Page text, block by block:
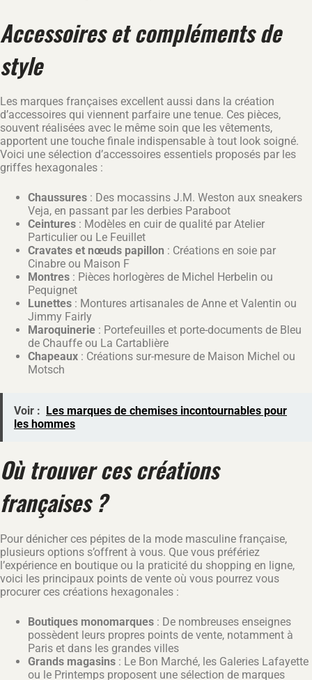
Accessoires et compléments de
style
Les marques françaises excellent aussi dans la création
d’accessoires qui viennent parfaire une tenue. Ces pièces,
souvent réalisées avec le même soin que les vêtements,
apportent une touche finale indispensable à tout look soigné.
Voici une sélection d’accessoires essentiels proposés par les
griffes hexagonales :
Chaussures : Des mocassins J.M. Weston aux sneakers
Veja, en passant par les derbies Paraboot
Ceintures : Modèles en cuir de qualité par Atelier
Particulier ou Le Feuillet
Cravates et nœuds papillon : Créations en soie par
Cinabre ou Maison F
Montres : Pièces horlogères de Michel Herbelin ou
Pequignet
Lunettes : Montures artisanales de Anne et Valentin ou
Jimmy Fairly
Maroquinerie : Portefeuilles et porte-documents de Bleu
de Chauffe ou La Cartablière
Chapeaux : Créations sur-mesure de Maison Michel ou
Motsch
Voir :
Les marques de chemises incontournables pour
les hommes
Où trouver ces créations
françaises ?
Pour dénicher ces pépites de la mode masculine française,
plusieurs options s’offrent à vous. Que vous préfériez
l’expérience en boutique ou la praticité du shopping en ligne,
voici les principaux points de vente où vous pourrez vous
procurer ces créations hexagonales :
Boutiques monomarques : De nombreuses enseignes
possèdent leurs propres points de vente, notamment à
Paris et dans les grandes villes
Grands magasins : Le Bon Marché, les Galeries Lafayette
ou le Printemps proposent une sélection de marques